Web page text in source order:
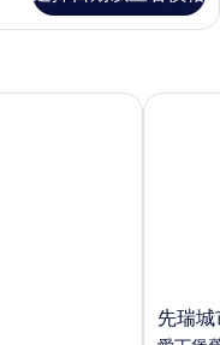
先
瑞
先瑞
先瑞城